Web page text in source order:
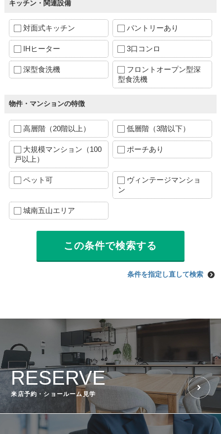
キッチン・関連設備
対面式キッチン パントリーあり
IHヒーター 3口コンロ
深型食洗機
フロントオープン型深
型食洗機
物件・マンションの特徴
高層階（20階以上） 低層階（3階以下）
大規模マンション（100
戸以上）
ポーチあり
ペット可
ヴィンテージマンショ
ン
城南五山エリア
条件を指定し直して検索
RESERVE
来店予約・ショールーム見学